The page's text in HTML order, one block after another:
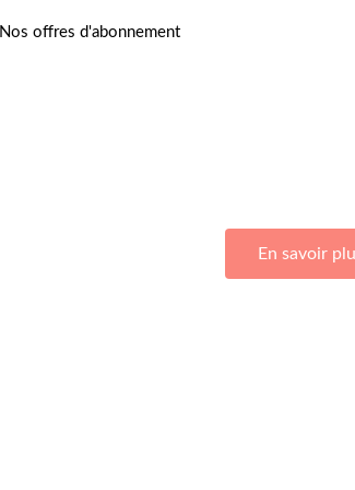
Nos offres d'abonnement
En savoir